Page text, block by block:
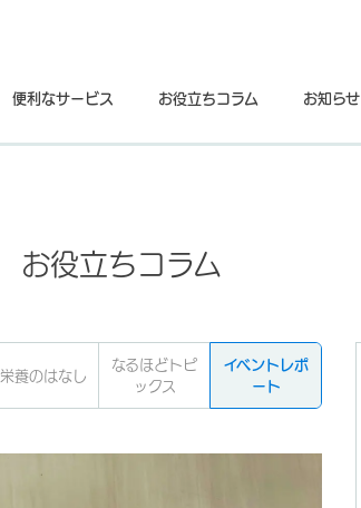
便利なサービス お役立ちコラム お知らせ
お役立ちコラム
栄養のはなし
なるほどトピ
ックス
イベントレポ
ート